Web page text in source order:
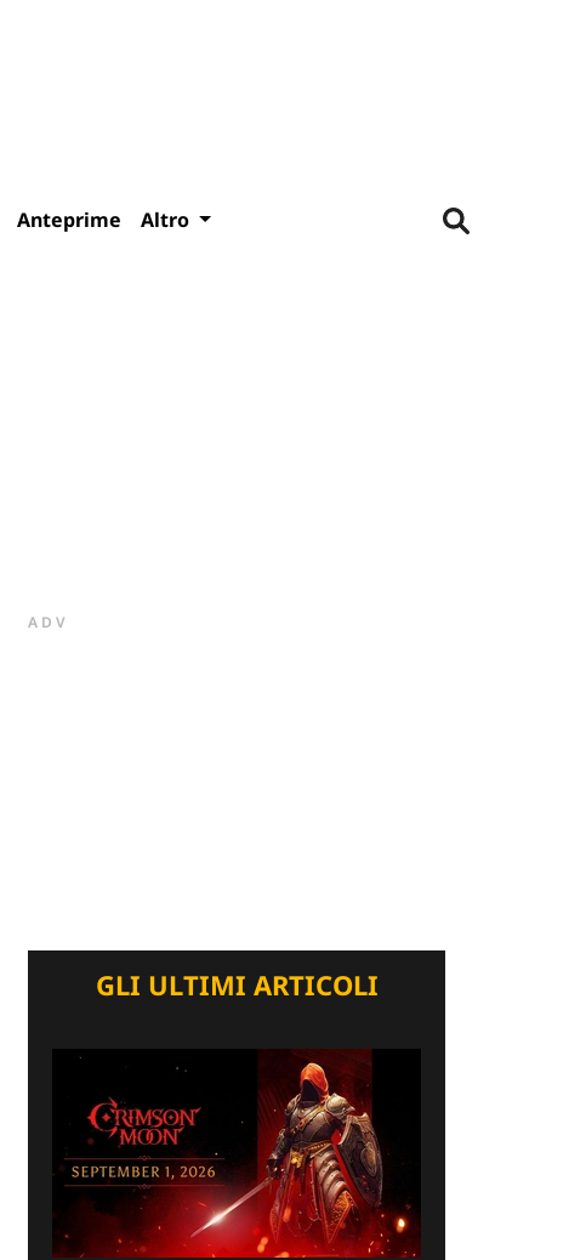
Anteprime Altro
ADV
GLI ULTIMI ARTICOLI